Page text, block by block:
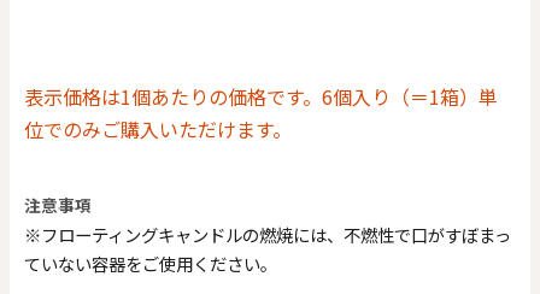
表示価格は1個あたりの価格です。6個入り（＝1箱）単
位でのみご購入いただけます。
注意事項
※フローティングキャンドルの燃焼には、不燃性で口がすぼまっ
ていない容器をご使用ください。